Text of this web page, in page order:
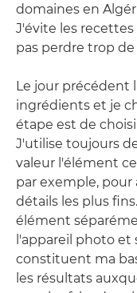
domaines en
J'évite les
pas perdre trop
Le jour précédent
ingrédients et je
étape est de
J'utilise toujours
valeur l'élément
par exemple,
détails les plus
élément
l'appareil photo et
constituent ma
les résultats